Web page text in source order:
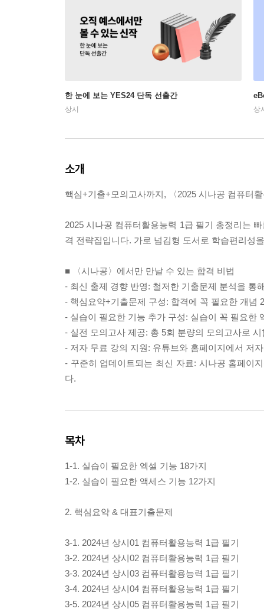
한 눈에 보는 YES24 단독 선출간
상시 상
소개
핵심+기출+모의고사까지, 〈2025 시나공 컴퓨터
2025 시나공 컴퓨터활용능력 1급 필기 총정리는
격 전략집입니다. 가로 넘김형 도서로 학습편리성
■ 〈시나공〉에서만 만날 수 있는 합격 비법
- 최신 출제 경향 반영: 철저한 기출문제 분석을 통
- 핵심요약+기출문제 구성: 합격에 꼭 필요한 개념
- 실습이 필요한 기능 추가 구성: 실습이 꼭 필요한
- 실전 모의고사 제공: 총 5회 분량의 모의고사로
- 저자 무료 강의 지원: 유튜브와 홈페이지에서 저
- 꾸준히 업데이트되는 최신 자료: 시나공 홈페이
다.
목차
1-1. 실습이 필요한 엑셀 기능 18가지
1-2. 실습이 필요한 액세스 기능 12가지
2. 핵심요약 & 대표기출문제
3-1. 2024년 상시01 컴퓨터활용능력 1급 필기
3-2. 2024년 상시02 컴퓨터활용능력 1급 필기
3-3. 2024년 상시03 컴퓨터활용능력 1급 필기
3-4. 2024년 상시04 컴퓨터활용능력 1급 필기
3-5. 2024년 상시05 컴퓨터활용능력 1급 필기